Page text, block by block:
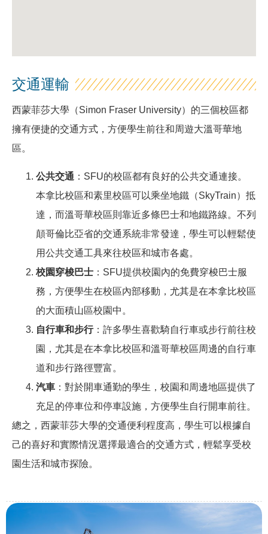
交通運輸
西蒙菲莎大學（Simon Fraser University）的三個校區都
擁有便捷的交通方式，方便學生前往和周遊大溫哥華地
區。
公共交通 ：SFU的校區都有良好的公共交通連接。
本拿比校區和素里校區可以乘坐地鐵（SkyTrain）抵
達，而溫哥華校區則靠近多條巴士和地鐵路線。不列
顛哥倫比亞省的交通系統非常發達，學生可以輕鬆使
用公共交通工具來往校區和城市各處。
校園穿梭巴士 ：SFU提供校園內的免費穿梭巴士服
務，方便學生在校區內部移動，尤其是在本拿比校區
的大面積山區校園中。
自行車和步行：許多學生喜歡騎自行車或步行前往校
園，尤其是在本拿比校區和溫哥華校區周邊的自行車
道和步行路徑豐富。
汽車 ：對於開車通勤的學生，校園和周邊地區提供了
充足的停車位和停車設施，方便學生自行開車前往。
總之，西蒙菲莎大學的交通便利程度高，學生可以根據自
己的喜好和實際情況選擇最適合的交通方式，輕鬆享受校
園生活和城市探險。